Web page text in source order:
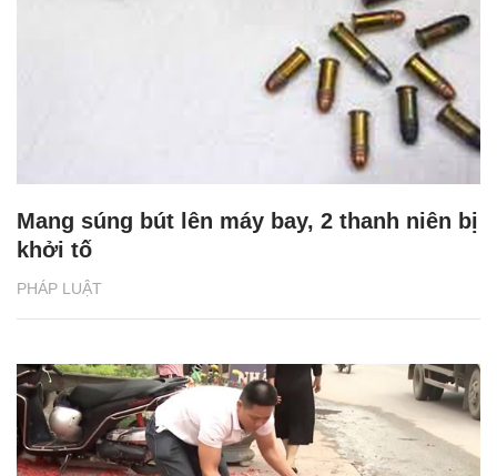
PHÁP LUẬT
Mang súng bút lên máy bay, 2 thanh niên bị
khởi tố